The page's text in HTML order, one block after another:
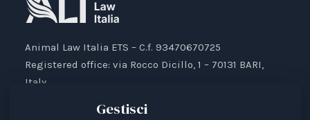
Gestisci
Animal Law Italia ETS – C.f. 93470670725
Registered office: via Rocco Dicillo, 1 – 70131 BARI,
Italy.
IBAN: IT87V0501804000000017176777